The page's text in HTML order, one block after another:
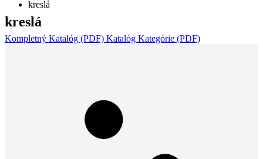
kreslá
kreslá
Kompletný Katalóg (PDF) Katalóg Kategórie (PDF)